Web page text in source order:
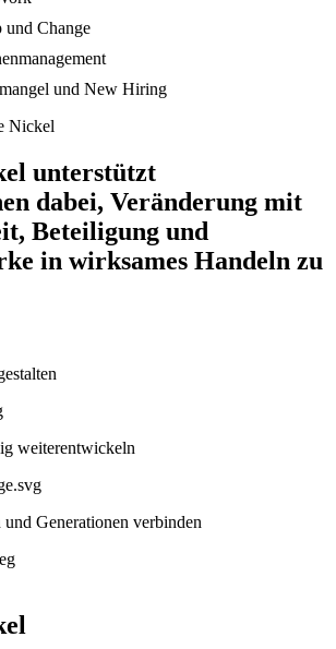
und Change
und New Hiring
Nickel
unterstützt
dabei, Veränderung mit
Beteiligung und
in wirksames Handeln zu
weiterentwickeln
Generationen verbinden